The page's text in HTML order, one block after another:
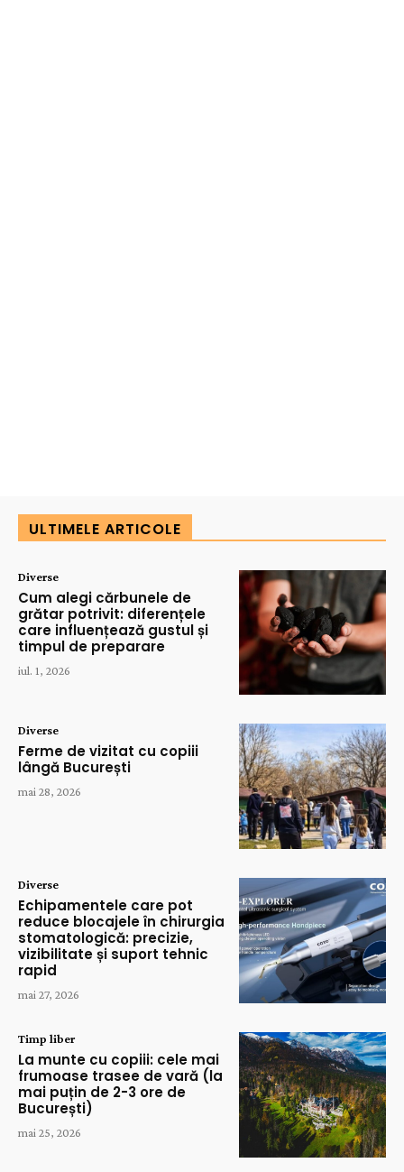
ULTIMELE ARTICOLE
Diverse
Cum alegi cărbunele de
grătar potrivit: diferențele
care influențează gustul și
timpul de preparare
iul. 1, 2026
Diverse
Ferme de vizitat cu copiii
lângă București
mai 28, 2026
Diverse
Echipamentele care pot
reduce blocajele în chirurgia
stomatologică: precizie,
vizibilitate și suport tehnic
rapid
mai 27, 2026
Timp liber
La munte cu copiii: cele mai
frumoase trasee de vară (la
mai puțin de 2-3 ore de
București)
mai 25, 2026